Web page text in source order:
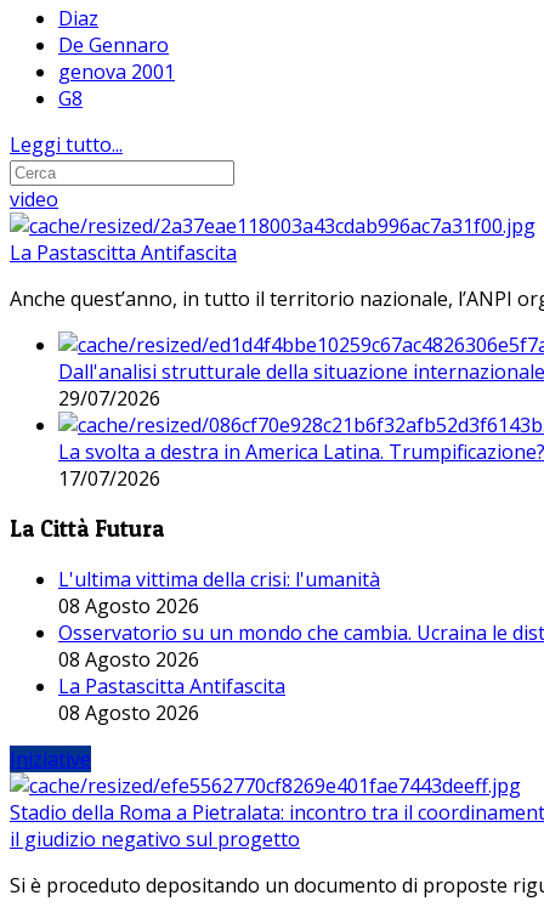
Diaz
De Gennaro
genova 2001
G8
Leggi tutto...
video
La Pastascitta Antifascita
Anche quest’anno, in tutto il territorio nazionale, l’ANPI
Dall'analisi strutturale della situazione
29/07/2026
La svolta a destra in America Latina. Trumpificazione?
17/07/2026
La Città Futura
L'ultima vittima della crisi: l'umanità
08 Agosto 2026
Osservatorio su un mondo che cambia. Ucraina le
08 Agosto 2026
La Pastascitta Antifascita
08 Agosto 2026
Iniziative
Stadio della Roma a Pietralata: incontro tra il
il giudizio negativo sul progetto
Si è proceduto depositando un documento di proposte